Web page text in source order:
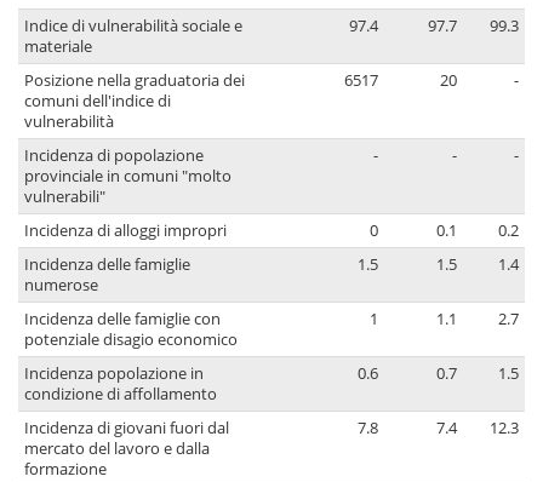
Indice di vulnerabilità sociale e
materiale
97.4 97.7 99.3
Posizione nella graduatoria dei
comuni dell'indice di
vulnerabilità
6517 20 -
Incidenza di popolazione
provinciale in comuni "molto
vulnerabili"
- - -
Incidenza di alloggi impropri 0 0.1
0.2
Incidenza delle famiglie
numerose
1.5 1.5 1.4
Incidenza delle famiglie con
potenziale disagio economico
1 1.1 2.7
Incidenza popolazione in
condizione di affollamento
0.6 0.7 1.5
Incidenza di giovani fuori dal
mercato del lavoro e dalla
formazione
7.8 7.4 12.3